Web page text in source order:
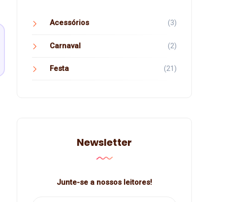
Acessórios (3)
Carnaval (2)
Festa (21)
Newsletter
Junte-se a nossos leitores!